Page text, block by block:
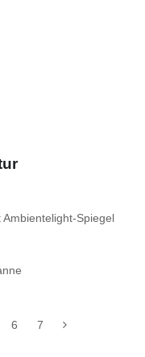
Spiegel
6 7